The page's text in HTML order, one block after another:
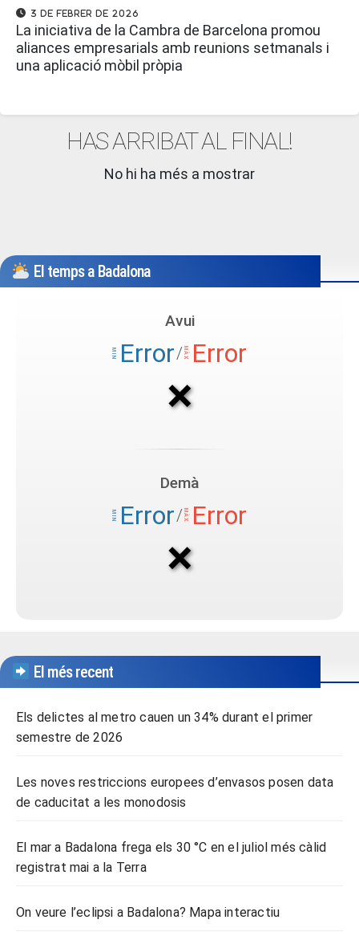
3 de febrer de 2026
La iniciativa de la Cambra de Barcelona promou
aliances empresarials amb reunions setmanals i
una aplicació mòbil pròpia
HAS ARRIBAT AL FINAL!
No hi ha més a mostrar
El temps a Badalona
El més recent
Els delictes al metro cauen un 34% durant el primer
semestre de 2026
Les noves restriccions europees d’envasos posen data
de caducitat a les monodosis
El mar a Badalona frega els 30 °C en el juliol més càlid
registrat mai a la Terra
On veure l’eclipsi a Badalona? Mapa interactiu